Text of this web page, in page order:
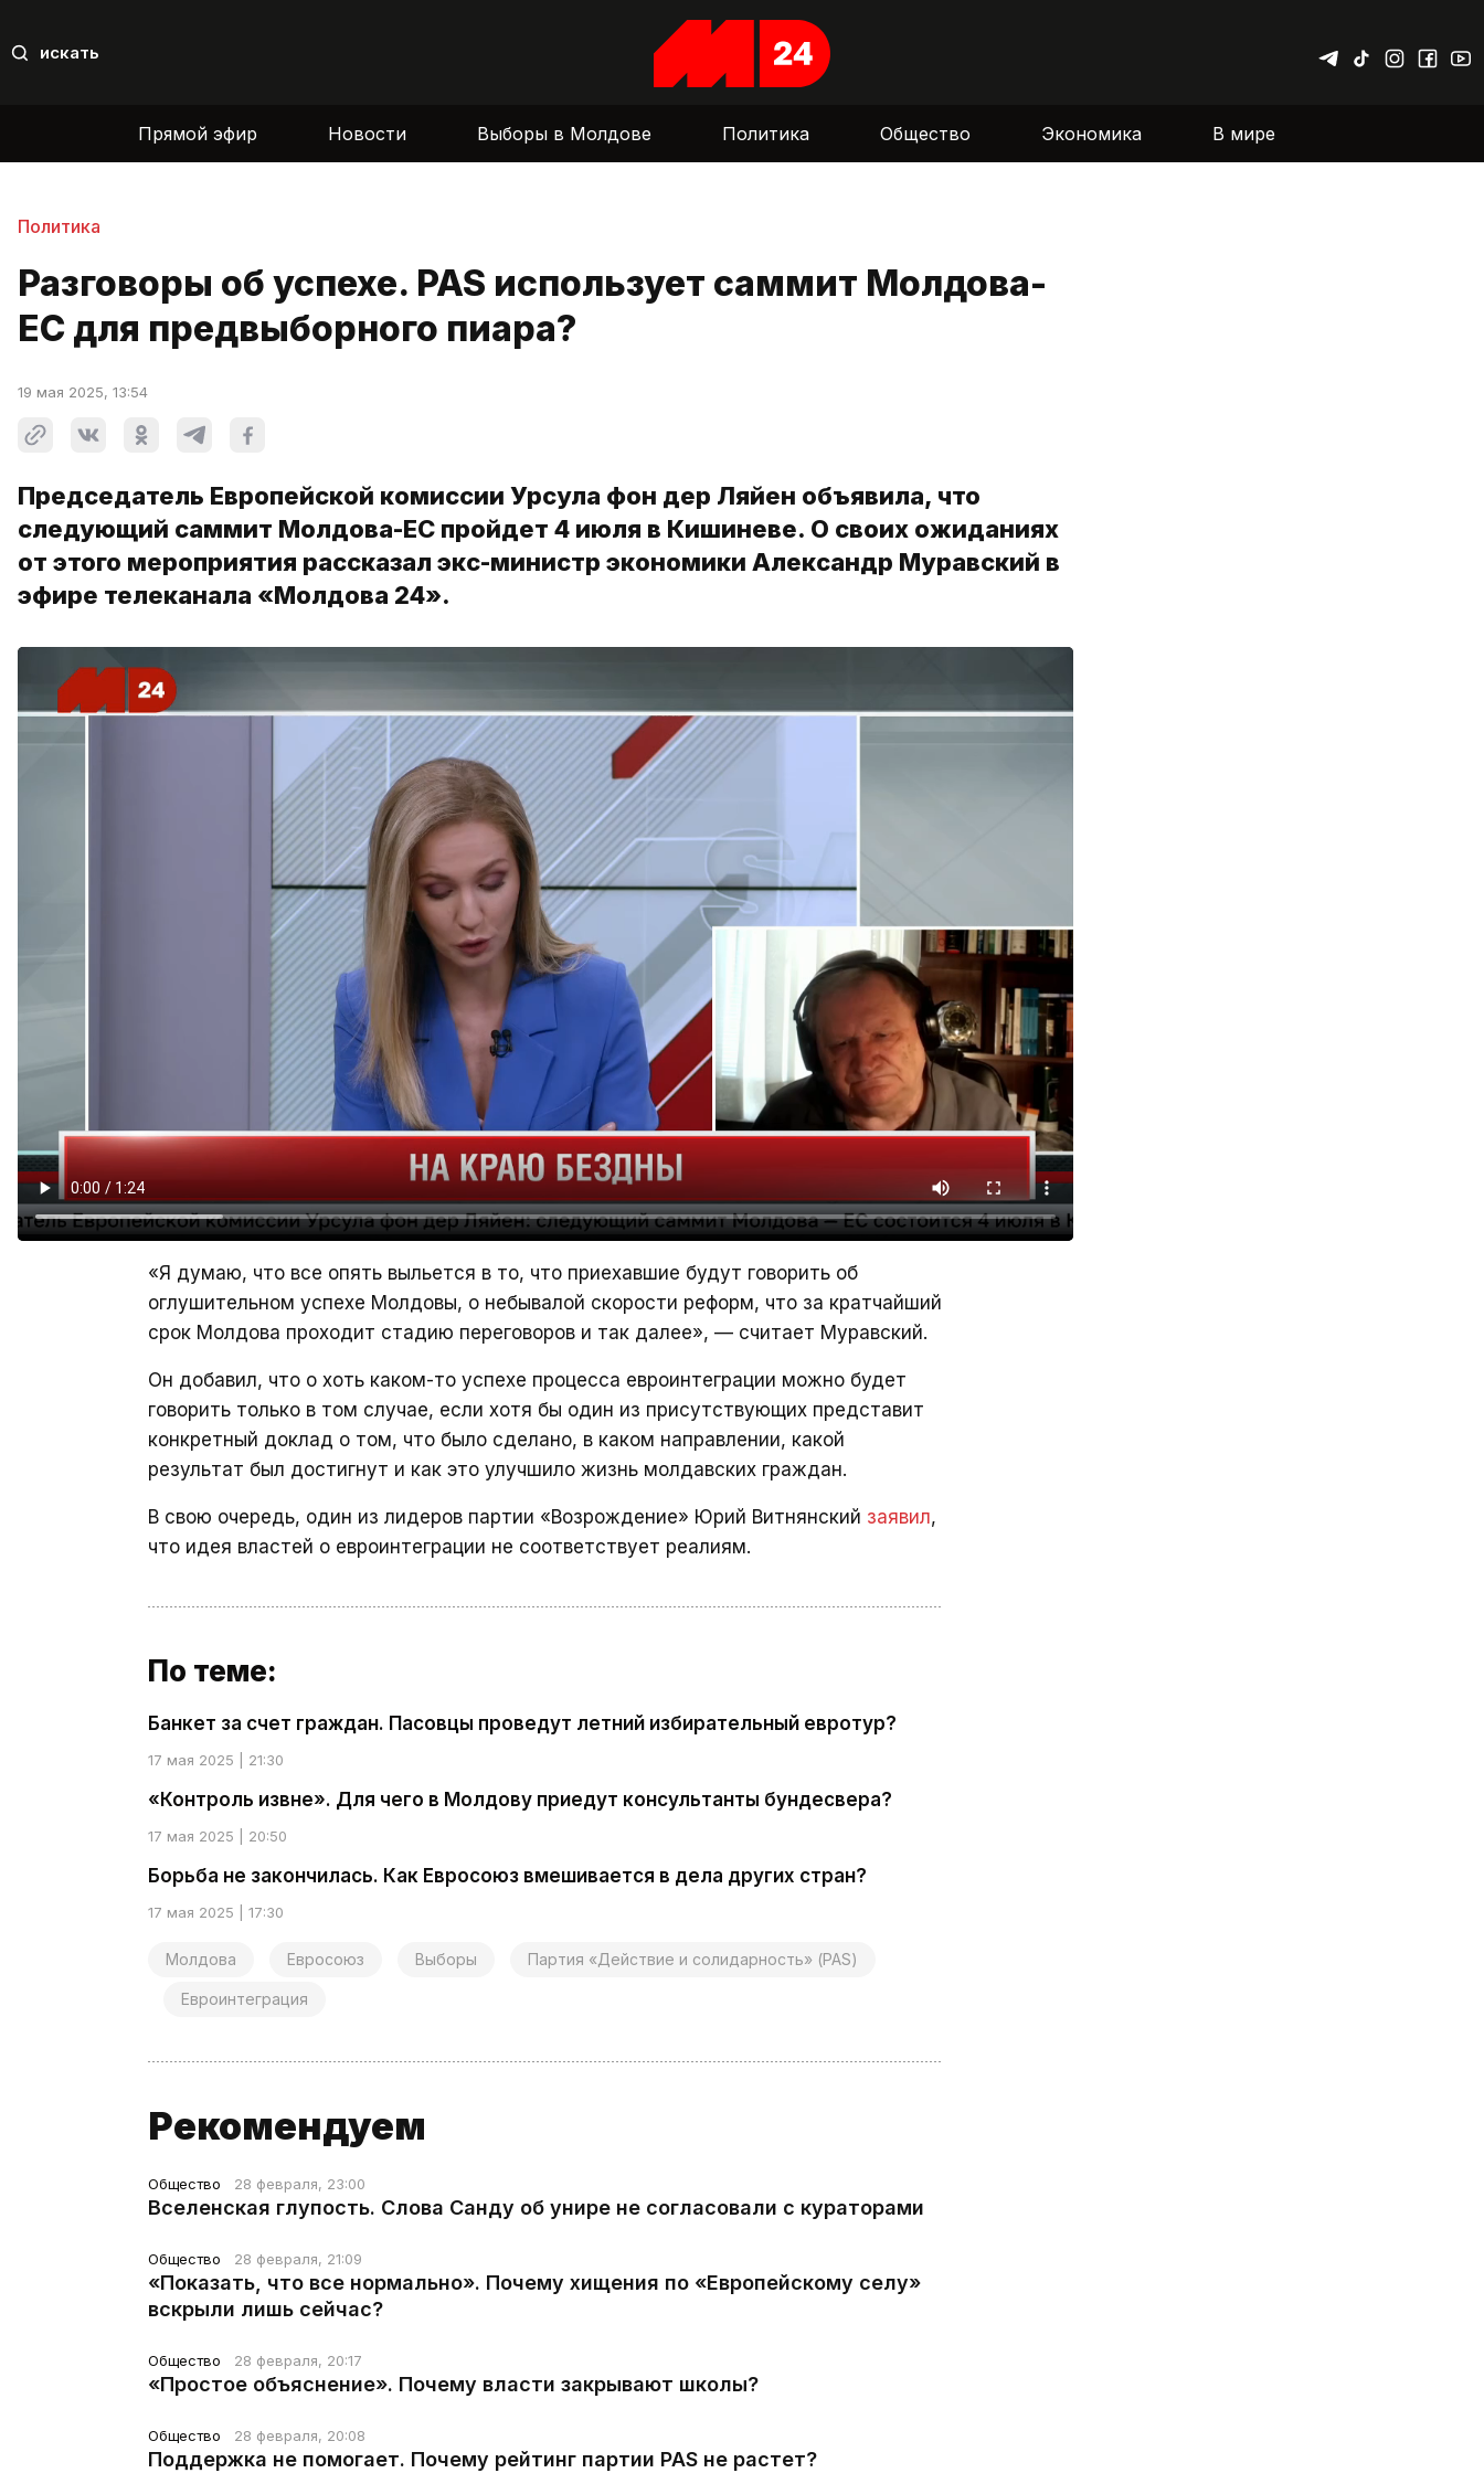
искать
Прямой эфир Новости Выборы в Молдове Политика Общество Экономика В мире
Политика
Разговоры об успехе. PAS использует саммит Молдова-
ЕС для предвыборного пиара?
19 мая 2025, 13:54
Председатель Европейской комиссии Урсула фон дер Ляйен объявила, что
следующий саммит Молдова-ЕС пройдет 4 июля в Кишиневе. О своих ожиданиях
от этого мероприятия рассказал экс-министр экономики Александр Муравский в
эфире телеканала «Молдова 24».
«Я думаю, что все опять выльется в то, что приехавшие будут говорить об
оглушительном успехе Молдовы, о небывалой скорости реформ, что за кратчайший
срок Молдова проходит стадию переговоров и так далее», — считает Муравский.
Он добавил, что о хоть каком-то успехе процесса евроинтеграции можно будет
говорить только в том случае, если хотя бы один из присутствующих представит
конкретный доклад о том, что было сделано, в каком направлении, какой
результат был достигнут и как это улучшило жизнь молдавских граждан.
В свою очередь, один из лидеров партии «Возрождение» Юрий Витнянский заявил,
что идея властей о евроинтеграции не соответствует реалиям.
По теме:
Банкет за счет граждан. Пасовцы проведут летний избирательный евротур?
17 мая 2025 | 21:30
«Контроль извне». Для чего в Молдову приедут консультанты бундесвера?
17 мая 2025 | 20:50
Борьба не закончилась. Как Евросоюз вмешивается в дела других стран?
17 мая 2025 | 17:30
Молдова Евросоюз Выборы Партия «Действие и солидарность» (PAS)
Евроинтеграция
Рекомендуем
Общество 28 февраля, 23:00
Вселенская глупость. Слова Санду об унире не согласовали с кураторами
Общество 28 февраля, 21:09
«Показать, что все нормально». Почему хищения по «Европейскому селу»
вскрыли лишь сейчас?
Общество 28 февраля, 20:17
«Простое объяснение». Почему власти закрывают школы?
Общество 28 февраля, 20:08
Поддержка не помогает. Почему рейтинг партии PAS не растет?